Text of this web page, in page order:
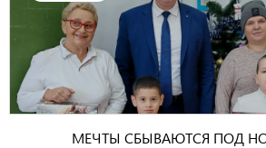
МЕЧТЫ СБЫВАЮТСЯ ПОД